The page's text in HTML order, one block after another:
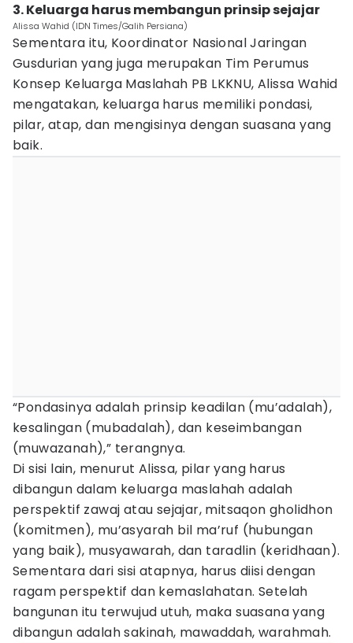
3. Keluarga harus membangun prinsip sejajar
Alissa Wahid (IDN Times/Galih Persiana)
Sementara itu, Koordinator Nasional Jaringan
Gusdurian yang juga merupakan Tim Perumus
Konsep Keluarga Maslahah PB LKKNU, Alissa Wahid
mengatakan, keluarga harus memiliki pondasi,
pilar, atap, dan mengisinya dengan suasana yang
baik.
“Pondasinya adalah prinsip keadilan (mu’adalah),
kesalingan (mubadalah), dan keseimbangan
(muwazanah),” terangnya.
Di sisi lain, menurut Alissa, pilar yang harus
dibangun dalam keluarga maslahah adalah
perspektif zawaj atau sejajar, mitsaqon gholidhon
(komitmen), mu’asyarah bil ma’ruf (hubungan
yang baik), musyawarah, dan taradlin (keridhaan).
Sementara dari sisi atapnya, harus diisi dengan
ragam perspektif dan kemaslahatan. Setelah
bangunan itu terwujud utuh, maka suasana yang
dibangun adalah sakinah, mawaddah, warahmah.